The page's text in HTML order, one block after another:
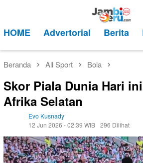
kontenMobile
HOME Advertorial Berita
Beranda All Sport Bola
Skor Piala Dunia Hari
Afrika Selatan
Evo Kusnady
12 Jun 2026 - 02:39 WIB 296 Dilihat